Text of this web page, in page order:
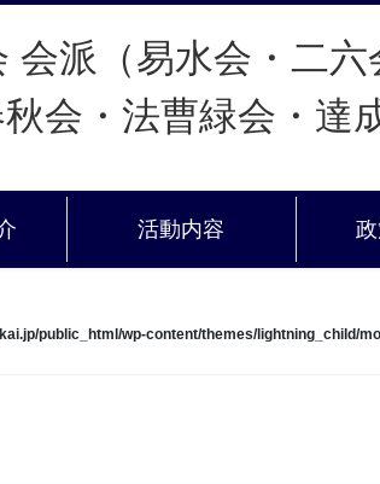
活動内容
public_html/wp-content/themes/lightning_child/